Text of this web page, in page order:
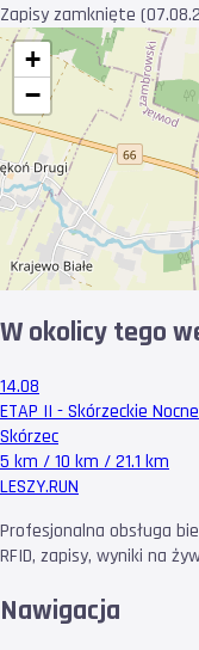
Zapisy zamknięte
+
−
W okolicy tego
14.08
ETAP II - Skórzeckie
Skórzec
5 km / 10 km / 21.1 km
LESZY.RUN
Profesjonalna obsługa
RFID, zapisy, wyniki na
Nawigacja